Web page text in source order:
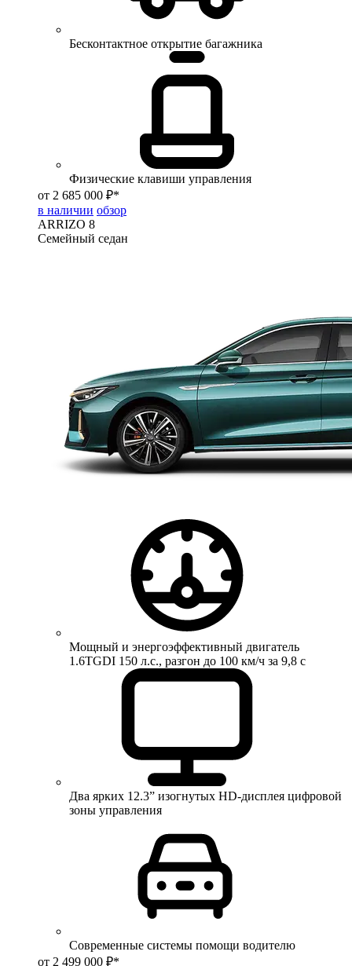
Бесконтактное открытие багажника
Физические клавиши управления
от 2 685 000 ₽*
в наличии обзор
ARRIZO 8
Семейный седан
Мощный и энергоэффективный двигатель
1.6TGDI 150 л.с., разгон до 100 км/ч за 9,8 с
Два ярких 12.3” изогнутых HD-дисплея цифровой
зоны управления
Современные системы помощи водителю
от 2 499 000 ₽*